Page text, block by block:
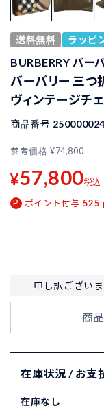
送料無料 ラッピ
BURBERRY バー
バーバリー 三つ
ヴィンテージチ
商品番号
参考価格 ¥74,800
¥57,800税込
ポイント付与 525
申し訳ござい
商
在庫状況 / お支
在庫なし